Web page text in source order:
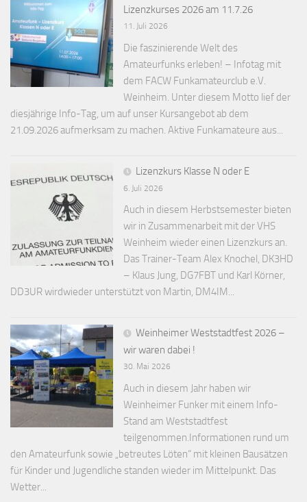
Lizenzkurses 2026 am 11.7.26
11. Juli 2026
Die faszinierende Welt des
Amateurfunks erleben! – Infotag mit
dem FACW Funkamateurclub e.V.
Weinheim. Unter diesem Motto lief der
diesjährige Info-Tag, um auf unser Kursangebot ab dem
21.09.2026 aufmerksam zu machen. Aktive Funkamateure aus...
Lizenzkurs Klasse N oder E
6. Juli 2026
Auch in diesem Herbstsemester bieten
wir in Zusammenarbeit mit der VHS
Weinheim wieder einen Lizenzkurs an.
Das Trainer-Team Alex Knochel, DK3HD
– Klaus Jung, DG7FBT und Karl Körner,
DD3UR wirdwieder unterstützt von Martin, DM4IM...
Weinheimer Weststadtfest 2026 –
wir waren dabei !
30. Mai 2026
Auch in diesem Jahr haben wir
Weinheimer Funker mit einem Info-
Stand am Weststadtfest
teilgenommen.Informationen rund um
den Amateurfunk sowie „betreutes Löten“ mit kleinen Bausätzen
für Kinder und Jugendliche standen wieder im Mittelpunkt. Das
Wetter...